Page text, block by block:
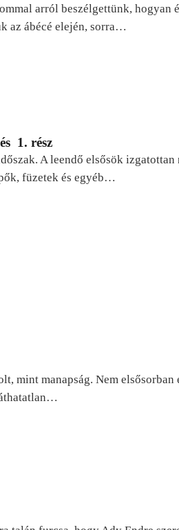
arról beszélgettünk, hogyan
az ábécé elején, sorra…
1. rész
A leendő elsősök
füzetek és egyéb…
mint manapság. Nem